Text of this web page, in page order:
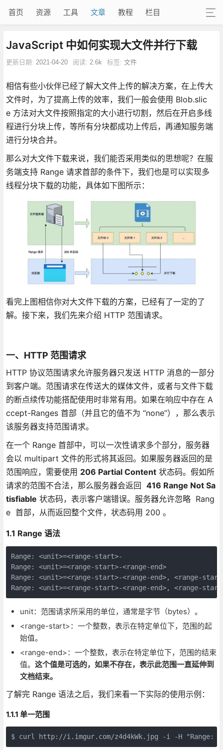
首页 资源 工具 文章 教程 栏目
JavaScript 中如何实现大文件并行下载
更新日期: 2021-04-20 阅读: 2.6k 标签: 文件
相信有些小伙伴已经了解大文件上传的解决方案，在上传大
文件时，为了提高上传的效率，我们一般会使用 Blob.slic
e 方法对大文件按照指定的大小进行切割，然后在开启多线
程进行分块上传，等所有分块都成功上传后，再通知服务端
进行分块合并。
那么对大文件下载来说，我们能否采用类似的思想呢？在服
务端支持 Range 请求首部的条件下，我们也是可以实现多
线程分块下载的功能，具体如下图所示：
看完上图相信你对大文件下载的方案，已经有了一定的了
解。接下来，我们先来介绍 HTTP 范围请求。
一、HTTP 范围请求
HTTP 协议范围请求允许服务器只发送 HTTP 消息的一部分
到客户端。范围请求在传送大的媒体文件，或者与文件下载
的断点续传功能搭配使用时非常有用。如果在响应中存在 A
ccept-Ranges 首部（并且它的值不为 “none”），那么表示
该服务器支持范围请求。
在一个 Range 首部中，可以一次性请求多个部分，服务器
会以 multipart 文件的形式将其返回。如果服务器返回的是
范围响应，需要使用 206 Partial Content状态码。假如所
请求的范围不合法，那么服务器会返回 416 Range Not Sa
tisfiable 状态码，表示客户端错误。服务器允许忽略 Rang
e 首部，从而返回整个文件，状态码用 200 。
1.1 Range 语法
Range: <unit>=<range-start>-
Range: <unit>=<range-start>-<range-end>
Range: <unit>=<range-start>-<range-end>, <range-
Range: <unit>=<range-start>-<range-end>, <range-
unit：范围请求所采用的单位，通常是字节（bytes）。
<range-start>：一个整数，表示在特定单位下，范围的起
始值。
<range-end>：一个整数，表示在特定单位下，范围的结束
值。 这个值是可选的，如果不存在，表示此范围一直延伸到
文档结束。
了解完 Range 语法之后，我们来看一下实际的使用示例：
1.1.1 单一范围
$ curl http://i.imgur.com/z4d4kWk.jpg -i -H "Range: